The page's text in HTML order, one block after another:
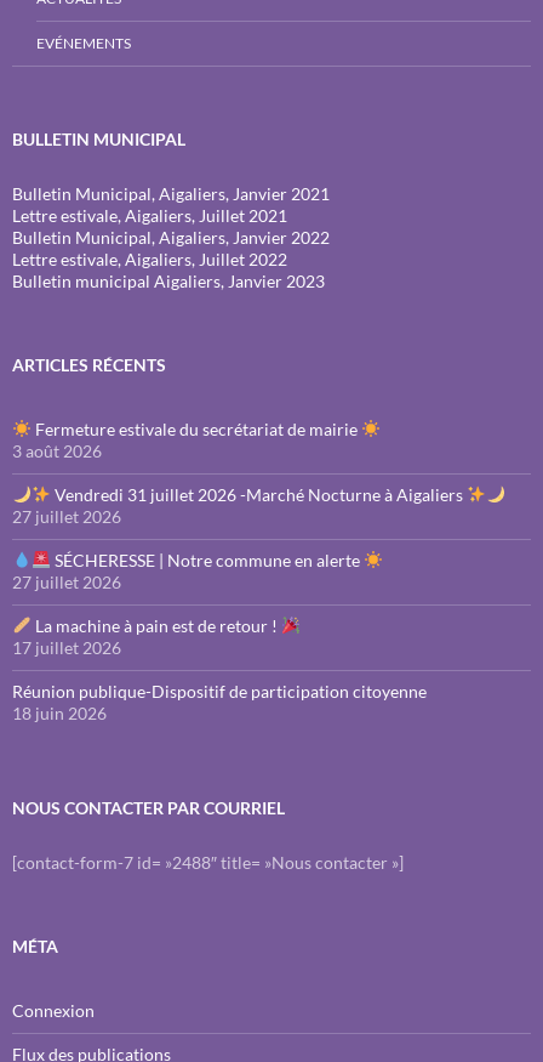
EVÉNEMENTS
BULLETIN MUNICIPAL
Bulletin Municipal, Aigaliers, Janvier 2021
Lettre estivale, Aigaliers, Juillet 2021
Bulletin Municipal, Aigaliers, Janvier 2022
Lettre estivale, Aigaliers, Juillet 2022
Bulletin municipal Aigaliers, Janvier 2023
ARTICLES RÉCENTS
Fermeture estivale du secrétariat de mairie
3 août 2026
Vendredi 31 juillet 2026 -Marché Nocturne à Aigaliers
27 juillet 2026
SÉCHERESSE | Notre commune en alerte
27 juillet 2026
La machine à pain est de retour !
17 juillet 2026
Réunion publique-Dispositif de participation citoyenne
18 juin 2026
NOUS CONTACTER PAR COURRIEL
[contact-form-7 id= »2488″ title= »Nous contacter »]
MÉTA
Connexion
Flux des publications